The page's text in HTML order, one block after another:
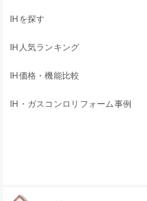
IHを探す
IH人気ランキング
IH価格・機能比較
IH・ガスコンロリフォーム事例